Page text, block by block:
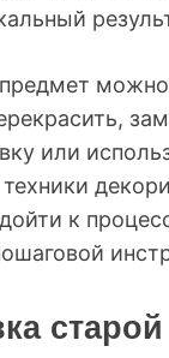
или
к